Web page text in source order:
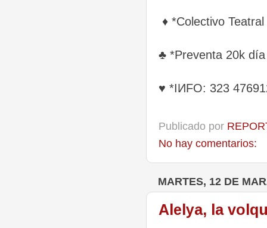
♦ *Colectivo
♣ *Preventa 20k
♥ *IИFO: 323
Publicado por
No hay comentarios:
MARTES, 12 DE
Alelya, la